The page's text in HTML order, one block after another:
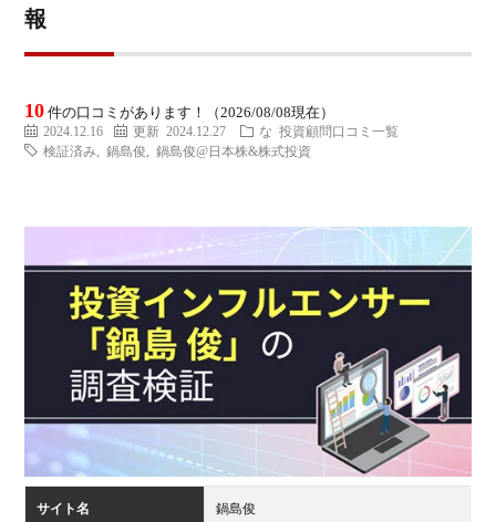
問
報
10 件の口コミがあります！（2026/08/08現在）
2024.12.16 更新 2024.12.27 な
投資顧問口コミ一覧
検証済み
,鍋島俊 ,鍋島俊@日本株&株式投資
サイト名 鍋島俊